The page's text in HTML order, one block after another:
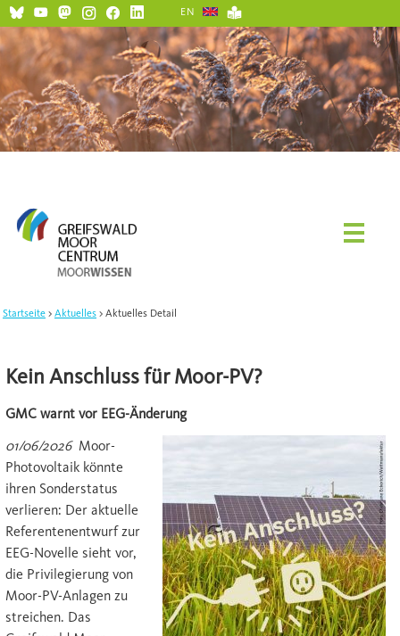
EN
Startseite Aktuelles Aktuelles Detail
Kein Anschluss für Moor-PV?
GMC warnt vor EEG-Änderung
01/06/2026Moor-
Photovoltaik könnte
ihren Sonderstatus
verlieren: Der aktuelle
Referentenentwurf zur
EEG-Novelle sieht vor,
die Privilegierung von
Moor-PV-Anlagen zu
streichen. Das